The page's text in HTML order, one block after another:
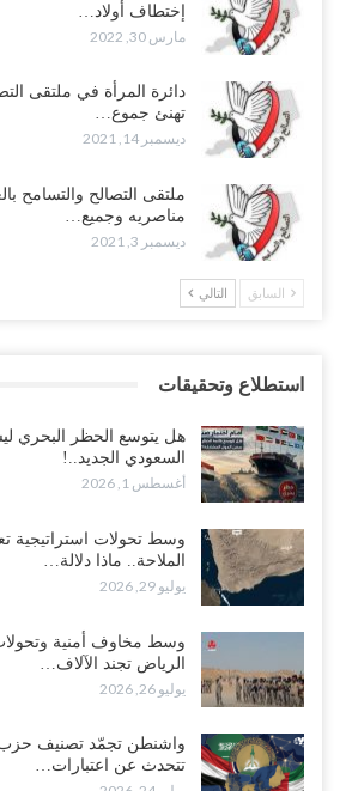
إختطاف أولاد…
مارس 30, 2022
دائرة المرأة في ملتقى
تهنئ جموع…
ديسمبر 14, 2021
ملتقى التصالح والتسامح
مناصريه وجميع…
ديسمبر 3, 2021
السابق التالي
استطلاع وتحقيقات
هل يتوسع الحظر البحري
السعودي الجديد..!
أغسطس 1, 2026
وسط تحولات استراتيجية
الملاحة.. ماذا دلالة…
يوليو 29, 2026
وسط مخاوف أمنية
الرياض تجند الآلاف…
يوليو 26, 2026
واشنطن تجمّد تصنيف حزب
تتحدث عن اعتبارات…